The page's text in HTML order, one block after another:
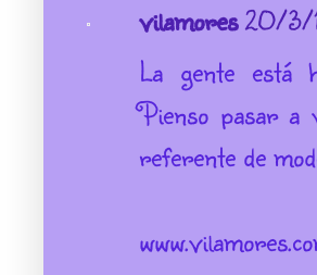
vilamores20/3/
La gente está
Pienso pasar a
referente de